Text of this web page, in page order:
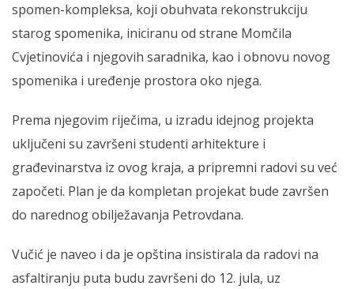
spomen-kompleksa, koji obuhvata rekonstrukciju
starog spomenika, iniciranu od strane Momčila
Cvjetinovića i njegovih saradnika, kao i obnovu novog
spomenika i uređenje prostora oko njega.
Prema njegovim riječima, u izradu idejnog projekta
uključeni su završeni studenti arhitekture i
građevinarstva iz ovog kraja, a pripremni radovi su već
započeti. Plan je da kompletan projekat bude završen
do narednog obilježavanja Petrovdana.
Vučić je naveo i da je opština insistirala da radovi na
asfaltiranju puta budu završeni do 12. jula, uz